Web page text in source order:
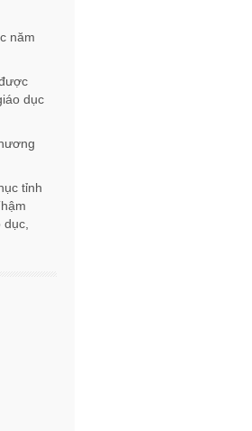
năm
dục
tỉnh